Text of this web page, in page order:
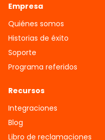
Empresa
Quiénes somos
Historias de éxito
Soporte
Programa referidos
Recursos
Integraciones
Blog
Libro de reclamaciones